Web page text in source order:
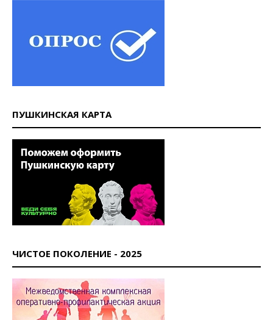
ПУШКИНСКАЯ КАРТА
ЧИСТОЕ ПОКОЛЕНИЕ - 2025